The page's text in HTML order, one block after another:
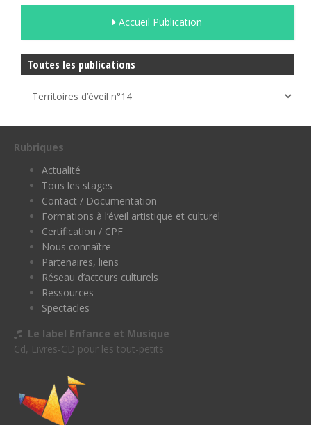
Accueil Publication
Toutes les publications
Rubriques
Actualité
Tous les stages
Contact / Documentation
Formations à l’éveil artistique et culturel
Certification / CPF
Nous connaître
Partenaires, liens
Réseau d’acteurs culturels
Ressources
Spectacles
Le label Enfance et Musique
Cd, Livres-CD pour les tout-petits